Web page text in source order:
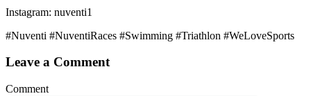
Instagram: nuventi1
#Nuventi #NuventiRaces #Swimming #Triathlon #WeLoveSports
Leave a Comment
Comment